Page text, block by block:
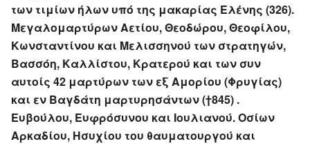
των τιμίων ήλων υπό της μακαρίας Ελένης (326).
Μεγαλομαρτύρων Αετίου, Θεοδώρου, Θεοφίλου,
Κωνσταντίνου και Μελισσηνού των στρατηγών,
Βασσόη, Καλλίστου, Κρατερού και των συν
αυτοίς 42 μαρτύρων των εξ Αμορίου (Φρυγίας)
και εν Βαγδάτη μαρτυρησάντων (†845) .
Ευβούλου, Ευφρόσυνου και Ιουλιανού. Οσίων
Αρκαδίου, Ησυχίου του θαυματουργού και